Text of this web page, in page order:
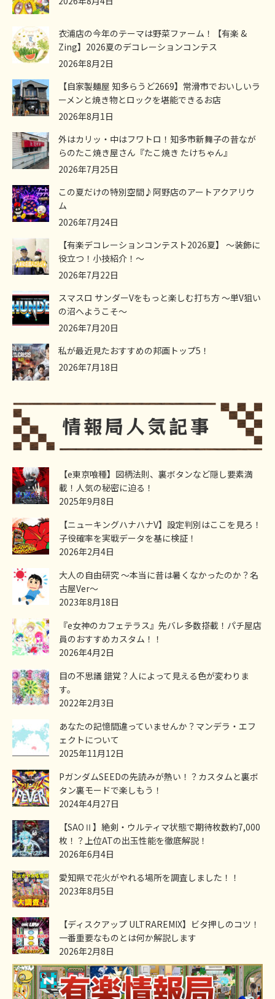
衣浦店の今年のテーマは野菜ファーム！【有楽 &
Zing】2026夏のデコレーションコンテス
2026年8月2日
【自家製麺屋 知多らうど2669】常滑市でおいしいラ
ーメンと焼き物とロックを堪能できるお店
2026年8月1日
外はカリッ・中はフワトロ！知多市新舞子の昔なが
らのたこ焼き屋さん『たこ焼き たけちゃん』
2026年7月25日
この夏だけの特別空間♪阿野店のアートアクアリウ
ム
2026年7月24日
【有楽デコレーションコンテスト2026夏】 ～装飾に
役立つ！小技紹介！～
2026年7月22日
スマスロ サンダーVをもっと楽しむ打ち方 ～単V狙い
の沼へようこそ～
2026年7月20日
私が最近見たおすすめの邦画トップ5！
2026年7月18日
【e東京喰種】図柄法則、裏ボタンなど隠し要素満
載！人気の秘密に迫る！
2025年9月8日
【ニューキングハナハナV】設定判別はここを見ろ！
子役確率を実戦データを基に検証！
2026年2月4日
大人の自由研究 ～本当に昔は暑くなかったのか？名
古屋Ver～
2023年8月18日
『e女神のカフェテラス』先バレ多数搭載！パチ屋店
員のおすすめカスタム！！
2026年4月2日
目の不思議 錯覚？人によって見える色が変わりま
す。
2022年2月3日
あなたの記憶間違っていませんか？マンデラ・エフ
ェクトについて
2025年11月12日
PガンダムSEEDの先読みが熱い！？カスタムと裏ボ
タン裏モードで楽しもう！
2024年4月27日
【SAOⅡ】絶剣・ウルティマ状態で期待枚数約7,000
枚！？上位ATの出玉性能を徹底解説！
2026年6月4日
愛知県で花火がやれる場所を調査しました！！
2023年8月5日
【ディスクアップ ULTRAREMIX】ビタ押しのコツ！
一番重要なものとは何か解説します
2026年2月8日